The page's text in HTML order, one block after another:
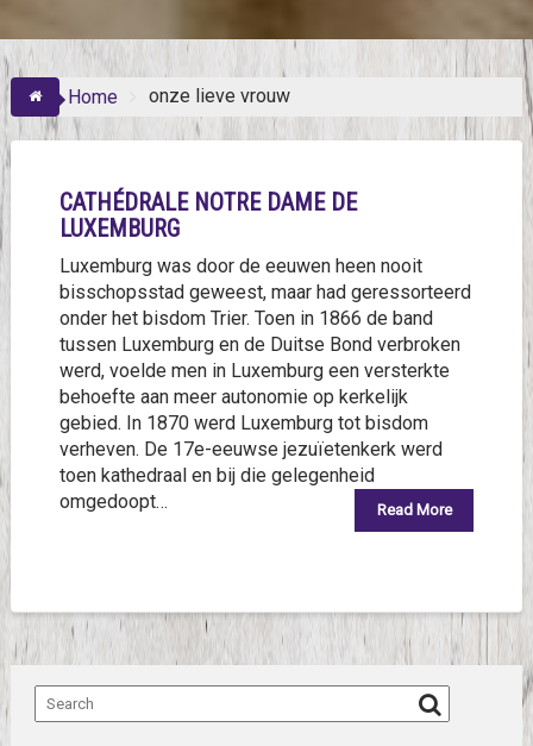
Home onze lieve vrouw
CATHÉDRALE NOTRE DAME DE
LUXEMBURG
Luxemburg was door de eeuwen heen nooit
bisschopsstad geweest, maar had geressorteerd
onder het bisdom Trier. Toen in 1866 de band
tussen Luxemburg en de Duitse Bond verbroken
werd, voelde men in Luxemburg een versterkte
behoefte aan meer autonomie op kerkelijk
gebied. In 1870 werd Luxemburg tot bisdom
verheven. De 17e-eeuwse jezuïetenkerk werd
toen kathedraal en bij die gelegenheid
omgedoopt…
Read More